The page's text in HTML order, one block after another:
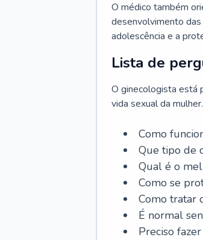
O médico também
desenvolvimento das
adolescência e a
Lista de
O ginecologista está
vida sexual da
Como
Que tipo de
Qual é o
Como se
Como tratar
É normal
Preciso